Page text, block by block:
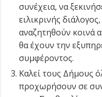
συνέχεια, να
ειλικρινής
αναζητηθούν κοινά
θα έχουν την
συμφέροντος.
Καλεί τους Δήμους
προχωρήσουν σε